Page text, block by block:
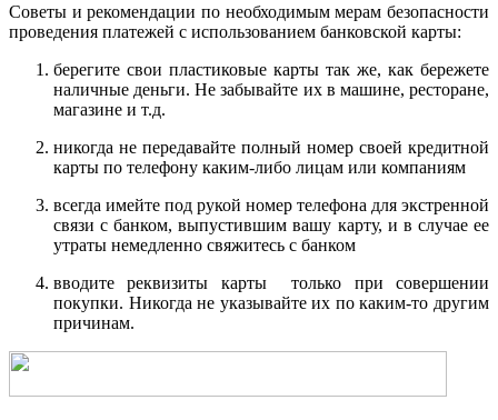
Советы и рекомендации по необходимым мерам безопасности
проведения платежей с использованием банковской карты:
берегите свои пластиковые карты так же, как бережете
наличные деньги. Не забывайте их в машине, ресторане,
магазине и т.д.
никогда не передавайте полный номер своей кредитной
карты по телефону каким-либо лицам или компаниям
всегда имейте под рукой номер телефона для экстренной
связи с банком, выпустившим вашу карту, и в случае ее
утраты немедленно свяжитесь с банком
вводите реквизиты карты только при совершении
покупки. Никогда не указывайте их по каким-то другим
причинам.